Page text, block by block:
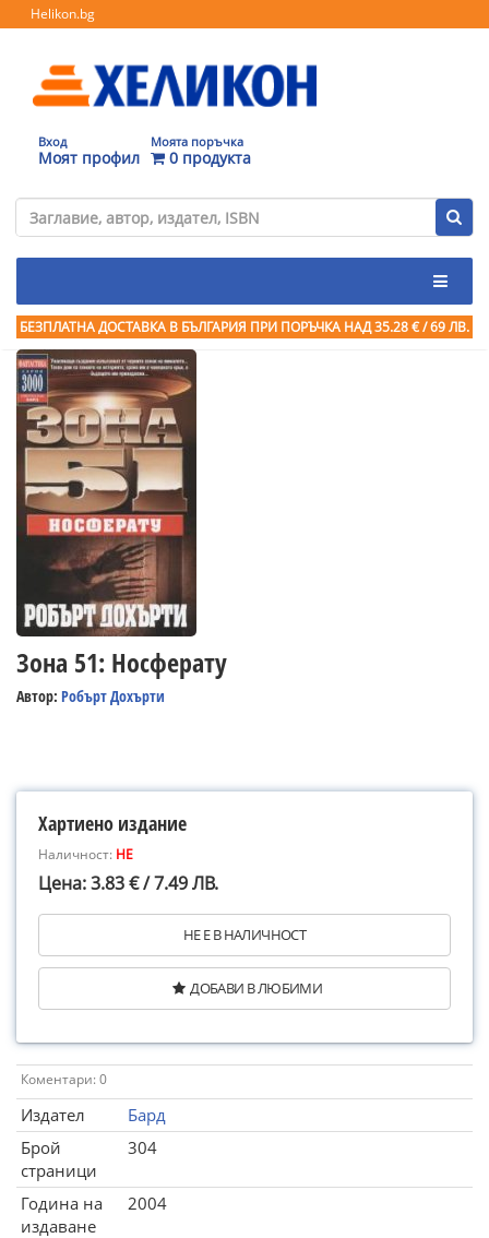
Helikon.bg
Вход
Моят профил
Моята поръчка
0 продукта
БЕЗПЛАТНА ДОСТАВКА В БЪЛГАРИЯ ПРИ ПОРЪЧКА НАД 35.28 € / 69 ЛВ.
Зона 51: Носферату
Автор: Робърт Дохърти
Хартиено издание
Наличност: НЕ
Цена: 3.83 € / 7.49 ЛВ.
НЕ Е В НАЛИЧНОСТ
ДОБАВИ В ЛЮБИМИ
Коментари: 0
Издател
Бард
Брой
страници
304
Година на
издаване
2004